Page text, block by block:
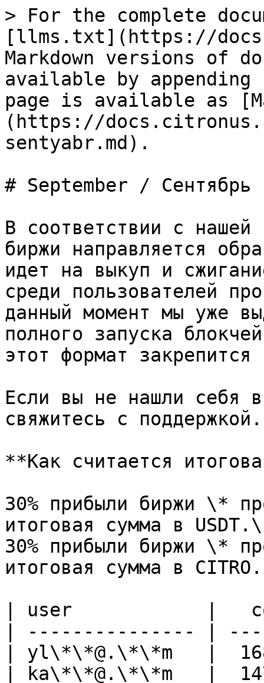
> For the complete
[llms.txt](https://
Markdown versions of
available by
page is available as
(https://
sentyabr.md).
# September / Сентябрь
В соответствии с нашей
биржи направляется
идет на выкуп и
среди пользователей
данный момент мы уже
полного запуска
этот формат
Если вы не нашли себя
свяжитесь с поддержкой.
**Как считается
30% прибыли биржи \*
итоговая сумма в USDT.\
30% прибыли биржи \*
итоговая сумма в CITRO.
| user            |
| --------------- |
| yl\*\*@.\*\*m   |
| ka\*\*@.\*\*m   |